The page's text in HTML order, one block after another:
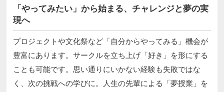
「やってみたい」から始まる、チャレンジと夢の実
現へ
プロジェクトや文化祭など「自分からやってみる」機会が
豊富にあります。サークルを立ち上げ「好き」を形にする
ことも可能です。思い通りにいかない経験も失敗ではな
く、次の挑戦への学びに。人生の先輩による「夢授業」を